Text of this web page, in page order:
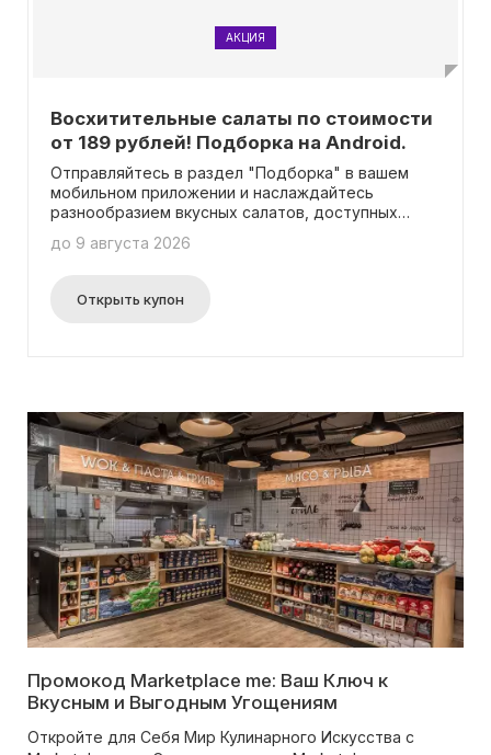
АКЦИЯ
Восхитительные салаты по стоимости
от 189 рублей! Подборка на Android.
Отправляйтесь в раздел "Подборка" в вашем
мобильном приложении и наслаждайтесь
разнообразием вкусных салатов, доступных
до 9 августа 2026
Открыть купон
Промокод Marketplace me: Ваш Ключ к
Вкусным и Выгодным Угощениям
Откройте для Себя Мир Кулинарного Искусства с